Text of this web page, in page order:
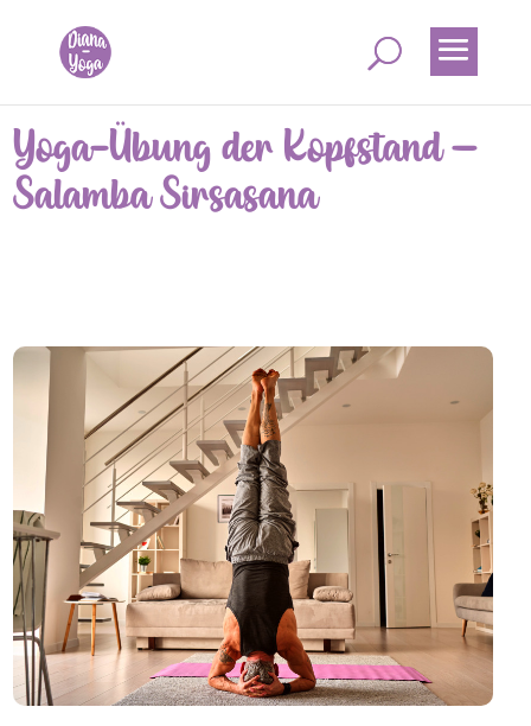
Yoga-Übung der Kopfstand –
Salamba Sirsasana